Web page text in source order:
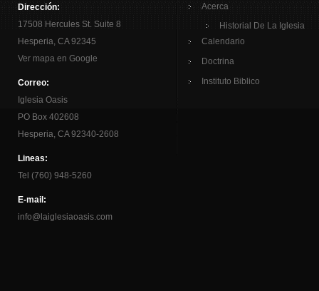
Dirección:
17508 Hercules St. Suite 8
Hesperia, CA 92345
Ver mapa en Google
Correo:
Iglesia Oasis
PO Box 402608
Hesperia, CA 92340-2608
Lineas:
Tel (760) 948-5260
E-mail:
info@laiglesiaoasis.com
Acerca
Historial De La Iglesia
Calendario
Doctrina
Instituto Biblico